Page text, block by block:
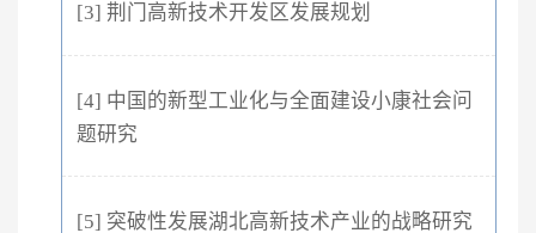
[3] 荆门高新技术开发区发展规划
[4] 中国的新型工业化与全面建设小康社会问
题研究
[5] 突破性发展湖北高新技术产业的战略研究